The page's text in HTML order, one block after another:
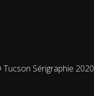
Sérigraphie 2020